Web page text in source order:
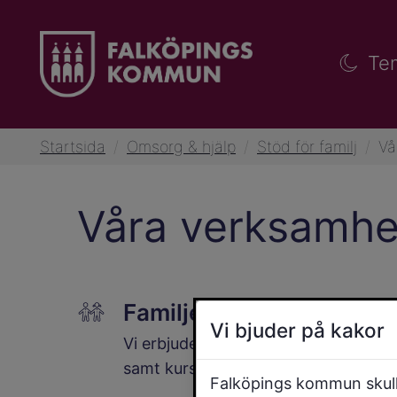
Startsida Omsorg & hjälp Stöd för familj
Våra
Familjecentralen
Vi erbjuder stöd i ditt föräldraskap
samt kurser och tematräffar.
Vi bjuder på kakor
Falköpings kommun